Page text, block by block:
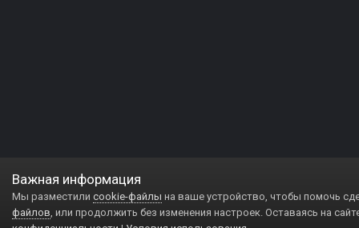
Важная информация
Мы разместили cookie-файлы на ваше устройство, чтобы помочь
файлов, или продолжить без изменения настроек. Оставаясь на